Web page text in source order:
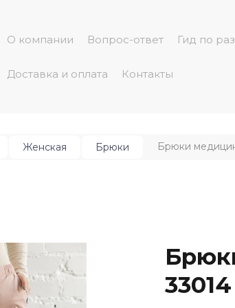
О компании Вопрос-ответ Гид по
Доставка и оплата Контакты
Женская Брюки Брюки